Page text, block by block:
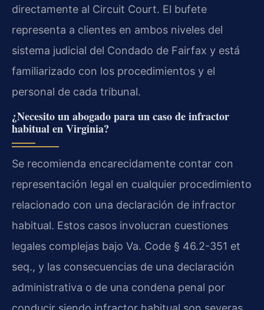
directamente al Circuit Court. El bufete
representa a clientes en ambos niveles del
sistema judicial del Condado de Fairfax y está
familiarizado con los procedimientos y el
personal de cada tribunal.
¿Necesito un abogado para un caso de infractor
habitual en Virginia?
Se recomienda encarecidamente contar con
representación legal en cualquier procedimiento
relacionado con una declaración de infractor
habitual. Estos casos involucran cuestiones
legales complejas bajo Va. Code § 46.2-351 et
seq., y las consecuencias de una declaración
administrativa o de una condena penal por